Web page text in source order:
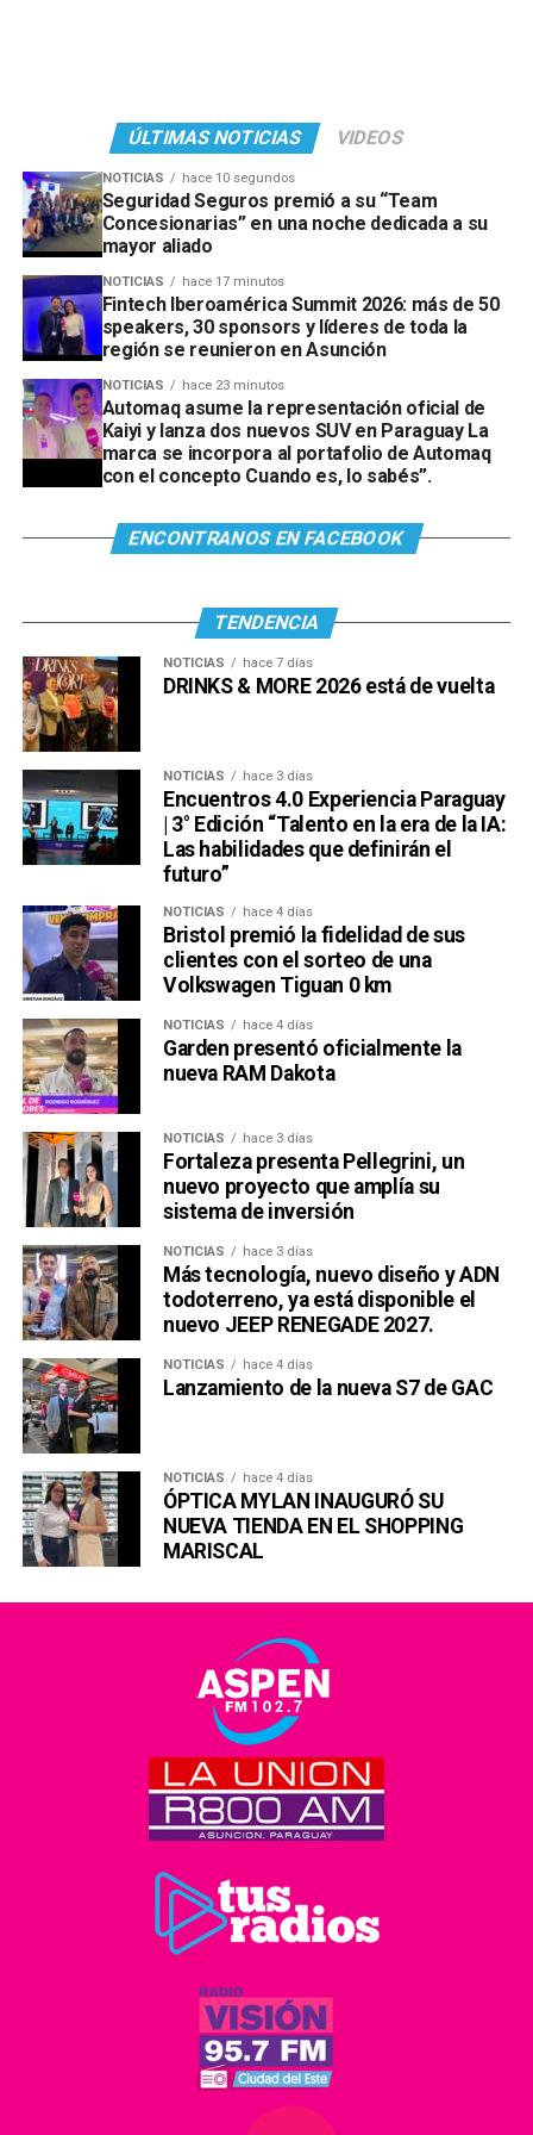
condiciones y tiene una gran oportunidad para
desarrollarse en el mercado paraguayo.” afirmó Fiorella
Ferrari, Gerente de Marketing de Automaq.
ÚLTIMAS NOTICIAS VIDEOS
NOTICIAS hace 10 segundos
Seguridad Seguros premió a su “Team
Concesionarias” en una noche dedicada a su
mayor aliado
NOTICIAS hace 17 minutos
Fintech Iberoamérica Summit 2026: más de 50
speakers, 30 sponsors y líderes de toda la
región se reunieron en Asunción
NOTICIAS hace 23 minutos
Automaq asume la representación oficial de
Kaiyi y lanza dos nuevos SUV en Paraguay La
marca se incorpora al portafolio de Automaq
con el concepto Cuando es, lo sabés”.
ENCONTRANOS EN FACEBOOK
TENDENCIA
NOTICIAS hace 7 días
DRINKS & MORE 2026 está de vuelta
NOTICIAS hace 3 días
Encuentros 4.0 Experiencia Paraguay
| 3° Edición “Talento en la era de la IA:
Las habilidades que definirán el
futuro”
NOTICIAS hace 4 días
Bristol premió la fidelidad de sus
clientes con el sorteo de una
Volkswagen Tiguan 0 km
NOTICIAS hace 4 días
Garden presentó oficialmente la
nueva RAM Dakota
NOTICIAS hace 3 días
Fortaleza presenta Pellegrini, un
nuevo proyecto que amplía su
sistema de inversión
NOTICIAS hace 3 días
Más tecnología, nuevo diseño y ADN
todoterreno, ya está disponible el
nuevo JEEP RENEGADE 2027.
NOTICIAS hace 4 días
Lanzamiento de la nueva S7 de GAC
NOTICIAS hace 4 días
ÓPTICA MYLAN INAUGURÓ SU
NUEVA TIENDA EN EL SHOPPING
MARISCAL